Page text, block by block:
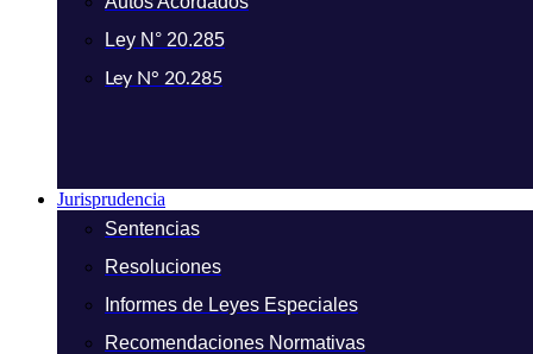
Ley N° 20.285
Ley N° 20.285
Jurisprudencia
Sentencias
Resoluciones
Informes de Leyes Especiales
Recomendaciones Normativas